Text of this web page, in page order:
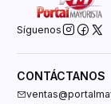
Síguenos
CONTÁCTANOS